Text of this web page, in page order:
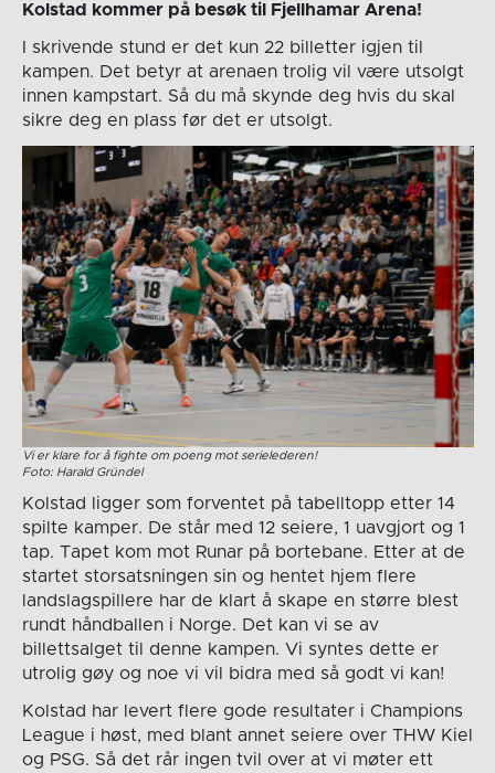
Kolstad kommer på besøk til Fjellhamar Arena!
I skrivende stund er det kun 22 billetter igjen til
kampen. Det betyr at arenaen trolig vil være utsolgt
innen kampstart. Så du må skynde deg hvis du skal
sikre deg en plass før det er utsolgt.
Vi er klare for å fighte om poeng mot serielederen!
Foto: Harald Gründel
Kolstad ligger som forventet på tabelltopp etter 14
spilte kamper. De står med 12 seiere, 1 uavgjort og 1
tap. Tapet kom mot Runar på bortebane. Etter at de
startet storsatsningen sin og hentet hjem flere
landslagspillere har de klart å skape en større blest
rundt håndballen i Norge. Det kan vi se av
billettsalget til denne kampen. Vi syntes dette er
utrolig gøy og noe vi vil bidra med så godt vi kan!
Kolstad har levert flere gode resultater i Champions
League i høst, med blant annet seiere over THW Kiel
og PSG. Så det rår ingen tvil over at vi møter ett